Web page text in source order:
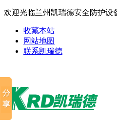
欢迎光临兰州凯瑞德安全防护设
收藏本站
网站地图
联系凯瑞德